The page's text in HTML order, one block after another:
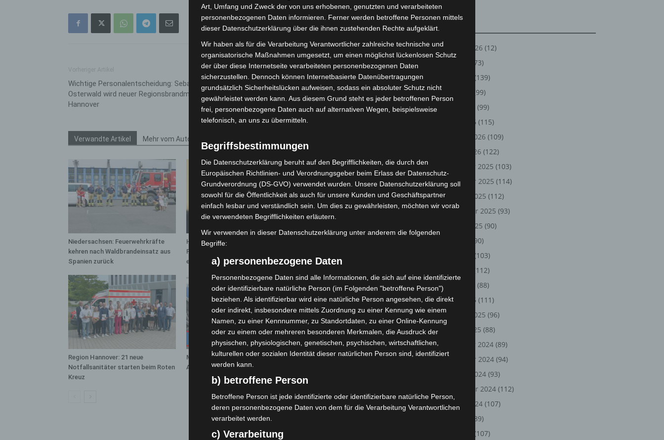
Wichtige Personalentscheidung: Sebastian
Osterwald wird neuer Regionsbrandmeister in
Hannover
Nächster Artikel
2025: Juli-Termine in den Herrenhäuser Gärten
Verwandte Artikel Mehr vom Autor
Niedersachsen: Feuerwehrkräfte
kehren nach Waldbrandeinsatz aus
Spanien zurück
Hannover: Erste Tigermücken-
Population in Niedersachsen
entdeckt
eingedämmt
Region Hannover: 21 neue
Notfallsanitäter starten beim Roten
Kreuz
Mann läuft mit Hockeyschläger über
A7 – Polizei sucht Zeugen
Gasleitung bei McDonald’s-Umbau in
August 2026 (12)
(73)
(139)
(99)
(99)
März 2026 (115)
Februar 2026 (109)
Januar 2026 (122)
Dezember 2025 (103)
November 2025 (114)
Oktober 2025 (112)
September 2025 (93)
August 2025 (90)
(90)
(103)
(112)
April 2025
(88)
März 2025 (111)
Februar 2025 (96)
Januar 2025 (88)
Dezember 2024 (89)
November 2024 (94)
Oktober 2024 (93)
September 2024 (112)
August 2024 (107)
(89)
(107)
Art, Umfang und Zweck der von uns erhobenen, genutzten und verarbeiteten
personenbezogenen Daten informieren. Ferner werden betroffene Personen mittels
dieser Datenschutzerklärung über die ihnen zustehenden Rechte aufgeklärt.
Wir haben als für die Verarbeitung Verantwortlicher zahlreiche technische und
organisatorische Maßnahmen umgesetzt, um einen möglichst lückenlosen Schutz
der über diese Internetseite verarbeiteten personenbezogenen Daten
sicherzustellen. Dennoch können Internetbasierte Datenübertragungen
grundsätzlich Sicherheitslücken aufweisen, sodass ein absoluter Schutz nicht
gewährleistet werden kann. Aus diesem Grund steht es jeder betroffenen Person
frei, personenbezogene Daten auch auf alternativen Wegen, beispielsweise
telefonisch, an uns zu übermitteln.
Begriffsbestimmungen
Die Datenschutzerklärung beruht auf den Begrifflichkeiten, die durch den
Europäischen Richtlinien- und Verordnungsgeber beim Erlass der Datenschutz-
Grundverordnung (DS-GVO) verwendet wurden. Unsere Datenschutzerklärung soll
sowohl für die Öffentlichkeit als auch für unsere Kunden und Geschäftspartner
einfach lesbar und verständlich sein. Um dies zu gewährleisten, möchten wir vorab
die verwendeten Begrifflichkeiten erläutern.
Wir verwenden in dieser Datenschutzerklärung unter anderem die folgenden
Begriffe:
a) personenbezogene Daten
Personenbezogene Daten sind alle Informationen, die sich auf eine identifizierte
oder identifizierbare natürliche Person (im Folgenden "betroffene Person")
beziehen. Als identifizierbar wird eine natürliche Person angesehen, die direkt
oder indirekt, insbesondere mittels Zuordnung zu einer Kennung wie einem
Namen, zu einer Kennnummer, zu Standortdaten, zu einer Online-Kennung
oder zu einem oder mehreren besonderen Merkmalen, die Ausdruck der
physischen, physiologischen, genetischen, psychischen, wirtschaftlichen,
kulturellen oder sozialen Identität dieser natürlichen Person sind, identifiziert
werden kann.
b) betroffene Person
Betroffene Person ist jede identifizierte oder identifizierbare natürliche Person,
deren personenbezogene Daten von dem für die Verarbeitung Verantwortlichen
verarbeitet werden.
c) Verarbeitung